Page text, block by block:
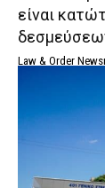
είναι
Law & Order